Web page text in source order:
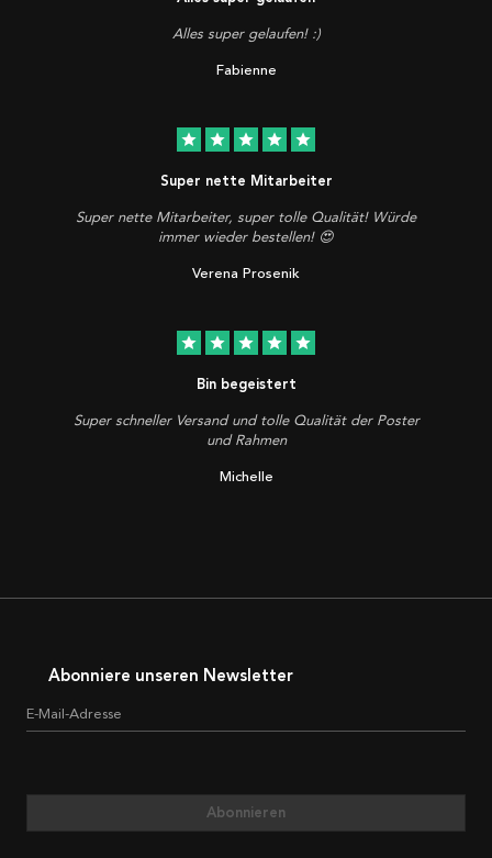
Alles super gelaufen! :)
Fabienne
star star star star star
Super nette Mitarbeiter
Super nette Mitarbeiter, super tolle Qualität! Würde
immer wieder bestellen! 😍
Verena Prosenik
star star star star star
Bin begeistert
Super schneller Versand und tolle Qualität der Poster
und Rahmen
Michelle
Abonniere unseren Newsletter
E-Mail-Adresse
Abonnieren